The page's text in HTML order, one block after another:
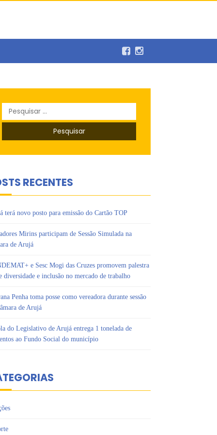
Pesquisar
por:
RECENTES
terá novo posto para emissão do Cartão TOP
Mirins participam de Sessão Simulada na
de Arujá
e Sesc Mogi das Cruzes promovem palestra
diversidade e inclusão no mercado de trabalho
Penha toma posse como vereadora durante sessão
de Arujá
do Legislativo de Arujá entrega 1 tonelada de
ao Fundo Social do município